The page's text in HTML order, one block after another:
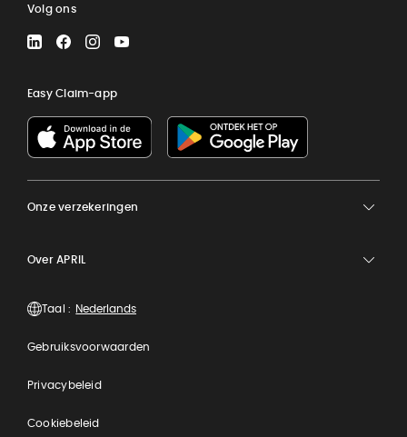
Volg ons
LinkedInFacebookInstagramYouTube
Easy Claim-app
Onze verzekeringen
Over APRIL
Taal :
Gebruiksvoorwaarden
Privacybeleid
Cookiebeleid